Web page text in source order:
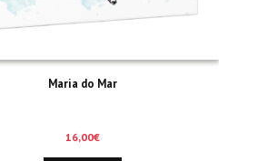
Maria do Mar
16,00€